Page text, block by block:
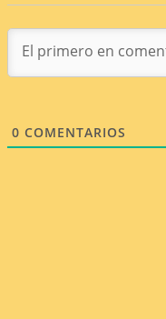
0 COMENTARIOS